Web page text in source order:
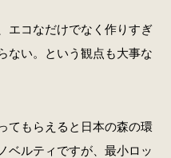
エコなだけでなく作りすぎ
ない。という観点も大事な
てもらえると日本の森の環
ベルティですが、最小ロッ